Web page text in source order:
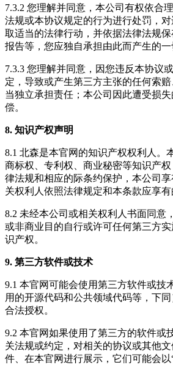
7.3.2 您理解并同意，本公司有权依合
法规或本协议规定的行为进行处罚，
取适当的法律行动，并依据法律法规
报告等，您应独自承担由此而产生的一
7.3.3 您理解并同意，因您违反本协议
定，导致或产生第三方主张的任何索
当独立承担责任；本公司因此遭受损
偿。
8. 知识产权声明
8.1 北森是本官网的知识产权权利人。
商标权、专利权、商业秘密等知识产
律法规和相应的际条约保护，本公司
关权利人依照法律规定和本条款应享有
8.2 未经本公司或相关权利人书面同意
或非商业目的自行或许可任何第三方
识产权。
9. 第三方软件或技术
9.1 本官网可能会使用第三方软件或技
用的开源代码和公共领域代码等，下
合法授权。
9.2 本官网如果使用了第三方的软件或
关法规或约定，对相关的协议或其他
件、在本官网进行展示，它们可能会